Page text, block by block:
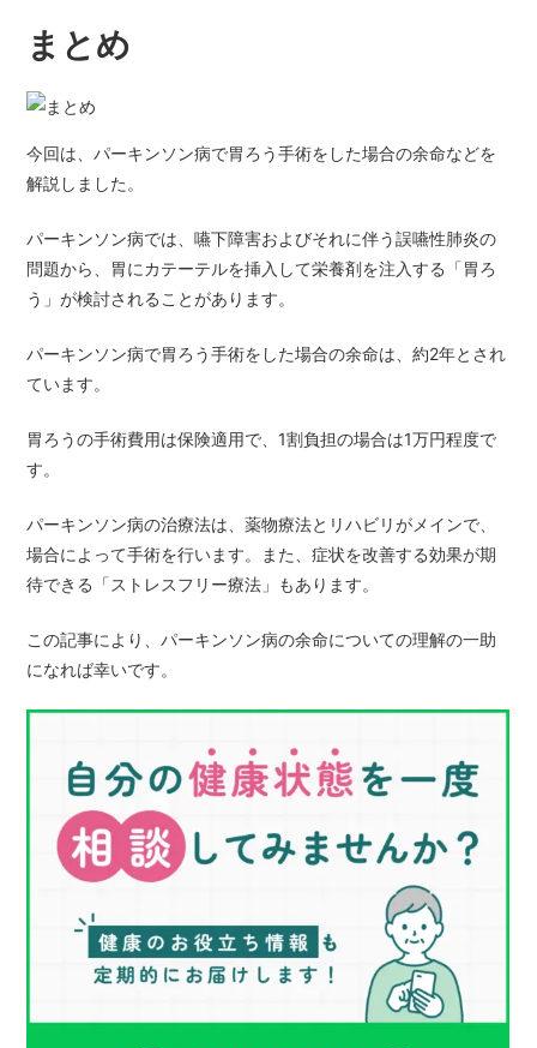
まとめ
今回は、パーキンソン病で胃ろう手術をした場合の余命などを
解説しました。
パーキンソン病では、嚥下障害およびそれに伴う誤嚥性肺炎の
問題から、胃にカテーテルを挿入して栄養剤を注入する「胃ろ
う」が検討されることがあります。
パーキンソン病で胃ろう手術をした場合の余命は、約2年とされ
ています。
胃ろうの手術費用は保険適用で、1割負担の場合は1万円程度で
す。
パーキンソン病の治療法は、薬物療法とリハビリがメインで、
場合によって手術を行います。また、症状を改善する効果が期
待できる「ストレスフリー療法」もあります。
この記事により、パーキンソン病の余命についての理解の一助
になれば幸いです。